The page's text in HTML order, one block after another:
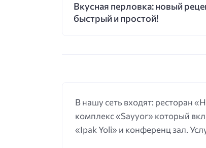
Вкусная перловка: новый
быстрый и простой!
В нашу сеть входят: ресторан
комплекс «Sayyor» который
«Ipak Yoli» и конференц зал.